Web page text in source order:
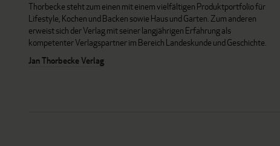
Thorbecke steht zum einen mit einem vielfältigen Produktportfolio für
Lifestyle, Kochen und Backen sowie Haus und Garten. Zum anderen
erweist sich der Verlag mit seiner langjährigen Erfahrung als
kompetenter Verlagspartner im Bereich Landeskunde und Geschichte.
Jan Thorbecke Verlag